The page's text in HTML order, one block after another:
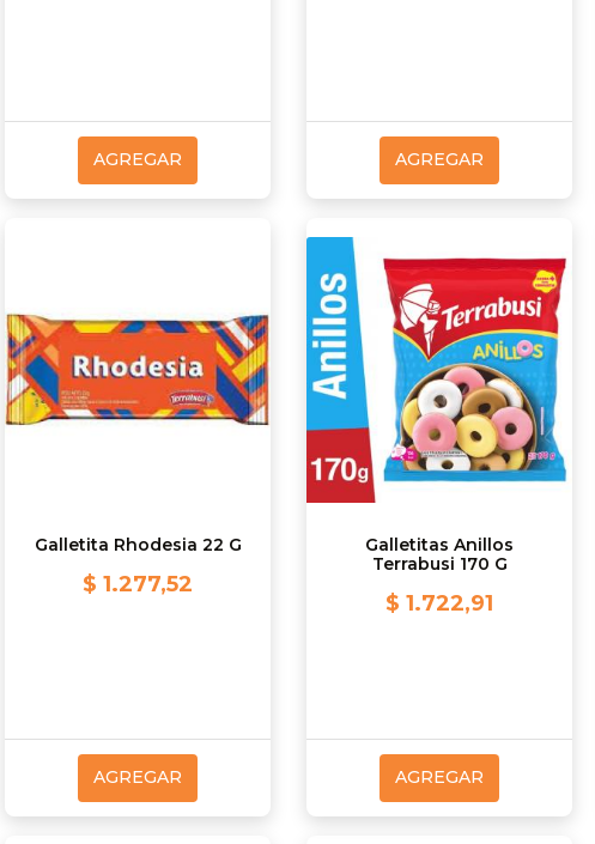
AGREGAR AGREGAR
Galletita Rhodesia 22 G
$ 1.277,52
AGREGAR
Galletitas Anillos
Terrabusi 170 G
$ 1.722,91
AGREGAR